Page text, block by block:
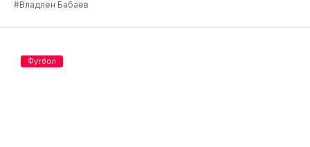
#Владлен Бабаев
Футбол